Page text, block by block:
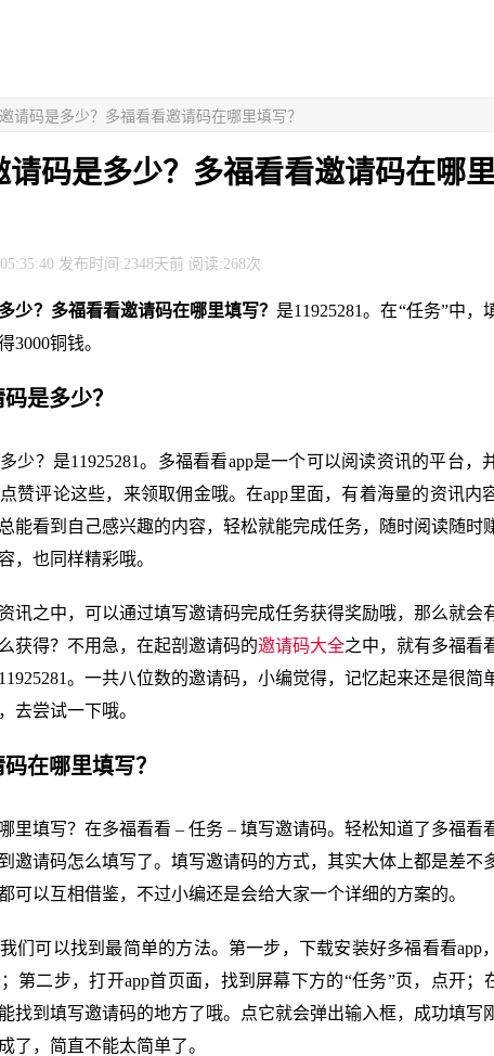
请码是多少？多福看看邀请码在哪里填写？
请码是多少？多福看看邀请码在哪
发布时间:2348天前 阅读:268次
少？多福看看邀请码在哪里填写？ 是11925281。在“任务”中，
3000铜钱。
是多少？
少？是11925281。多福看看app是一个可以阅读资讯的平台，
赞评论这些，来领取佣金哦。在app里面，有着海量的资讯内
能看到自己感兴趣的内容，轻松就能完成任务，随时阅读随时
，也同样精彩哦。
讯之中，可以通过填写邀请码完成任务获得奖励哦，那么就会
获得？不用急，在起剖邀请码的邀请码大全之中，就有多福看
。一共八位数的邀请码，小编觉得，记忆起来还是很简
去尝试一下哦。
在哪里填写？
里填写？在多福看看 – 任务 – 填写邀请码。轻松知道了多福看
邀请码怎么填写了。填写邀请码的方式，其实大体上都是差不
可以互相借鉴，不过小编还是会给大家一个详细的方案的。
们可以找到最简单的方法。第一步，下载安装好多福看看app
第二步，打开app首页面，找到屏幕下方的“任务”页，点开；
找到填写邀请码的地方了哦。点它就会弹出输入框，成功填写
了，简直不能太简单了。